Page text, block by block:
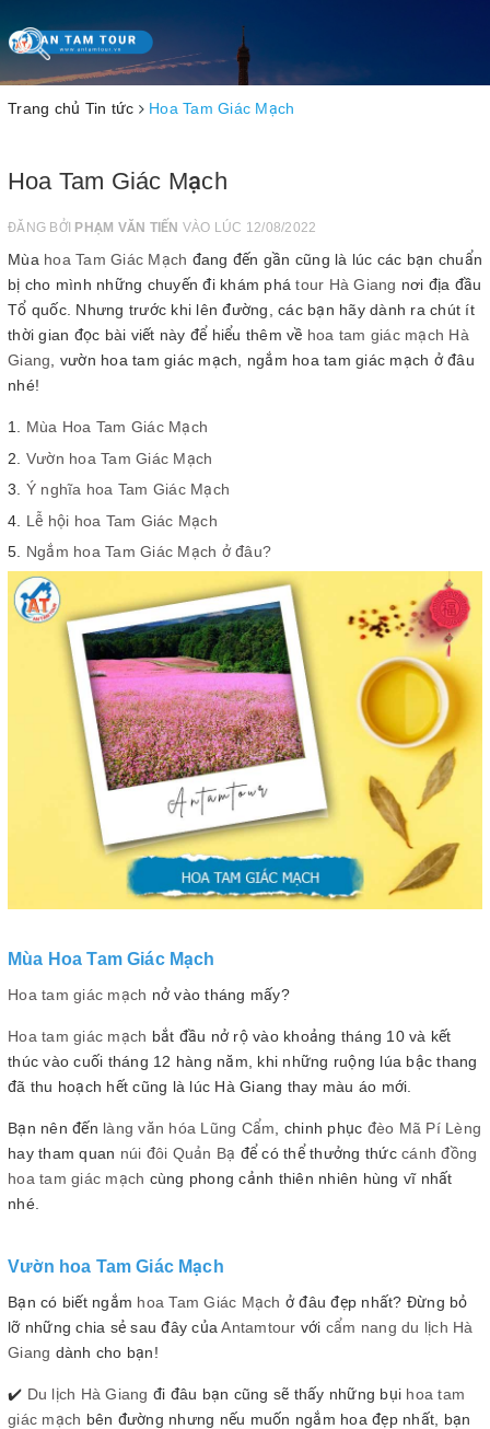
Toggle
navigation
Trang chủ Tin tức Hoa Tam Giác Mạch
Hoa Tam Giác Mạch
ĐĂNG BỞI PHẠM VĂN TIẾN VÀO LÚC 12/08/2022
Mùa hoa Tam Giác Mạch đang đến gần cũng là lúc các bạn chuẩn
bị cho mình những chuyến đi khám phátour Hà Giang nơi địa đầu
Tổ quốc. Nhưng trước khi lên đường, các bạn hãy dành ra chút ít
thời gian đọc bài viết này để hiểu thêm về hoa tam giác mạch Hà
Giang , vườn hoa tam giác mạch, ngắm hoa tam giác mạch ở đâu
nhé!
Mùa Hoa Tam Giác Mạch
Vườn hoa Tam Giác Mạch
Ý nghĩa hoa Tam Giác Mạch
Lễ hội hoa Tam Giác Mạch
Ngắm hoa Tam Giác Mạch ở đâu?
Mùa Hoa Tam Giác Mạch
Hoa tam giác mạch nở vào tháng mấy?
Hoa tam giác mạch bắt đầu nở rộ vào khoảng tháng 10 và kết
thúc vào cuối tháng 12 hàng năm, khi những ruộng lúa bậc thang
đã thu hoạch hết cũng là lúc Hà Giang thay màu áo mới.
Bạn nên đến làng văn hóa Lũng Cẩm , chinh phục đèo Mã Pí Lèng
hay tham quan núi đôi Quản Bạ để có thể thưởng thức cánh đồng
hoa tam giác mạch cùng phong cảnh thiên nhiên hùng vĩ nhất
nhé.
Vườn hoa Tam Giác Mạch
Bạn có biết ngắm hoa Tam Giác Mạch ở đâu đẹp nhất? Đừng bỏ
lỡ những chia sẻ sau đây củaAntamtour với cẩm nang du lịch Hà
Giang dành cho bạn!
✔️ Du lịch Hà Giang đi đâu bạn cũng sẽ thấy những bụi hoa tam
giác mạch bên đường nhưng nếu muốn ngắm hoa đẹp nhất, bạn